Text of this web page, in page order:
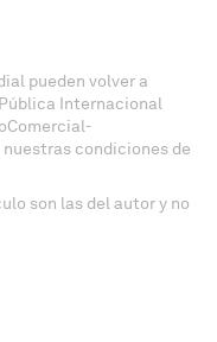
pueden volver a
Internacional
condiciones de
son las del autor y no